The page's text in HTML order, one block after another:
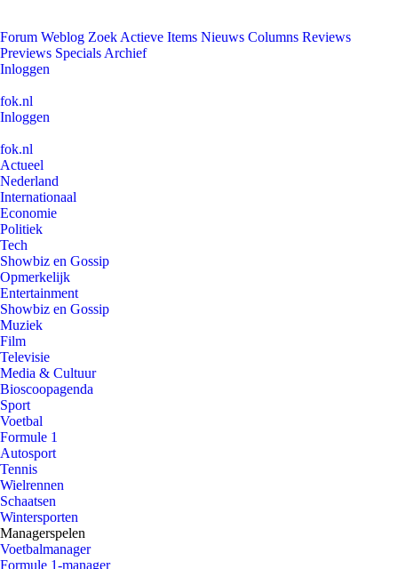
Forum Weblog Zoek Actieve Items Nieuws Columns Reviews
Previews Specials Archief
Inloggen
fok.nl
Inloggen
fok.nl
Actueel
Nederland
Internationaal
Economie
Politiek
Tech
Showbiz en Gossip
Opmerkelijk
Entertainment
Showbiz en Gossip
Muziek
Film
Televisie
Media & Cultuur
Bioscoopagenda
Sport
Voetbal
Formule 1
Autosport
Tennis
Wielrennen
Schaatsen
Wintersporten
Managerspelen
Voetbalmanager
Formule 1-manager